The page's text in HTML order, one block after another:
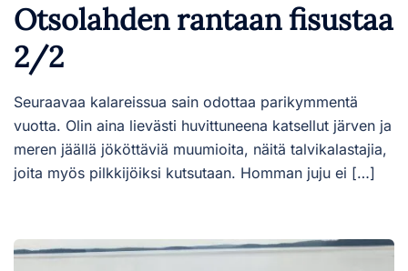
Otsolahden rantaan fisustaa
2/2
Seuraavaa kalareissua sain odottaa parikymmentä
vuotta. Olin aina lievästi huvittuneena katsellut järven ja
meren jäällä jököttäviä muumioita, näitä talvikalastajia,
joita myös pilkkijöiksi kutsutaan. Homman juju ei […]